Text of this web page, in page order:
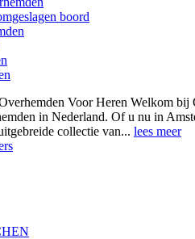
boord
Voor Heren Welkom
in Nederland. Of u nu in
collectie van... lees meer